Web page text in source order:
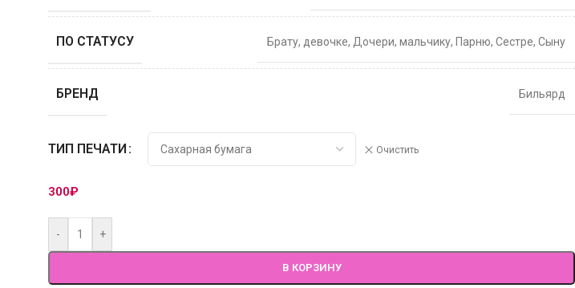
ПО СТАТУСУ Брату, девочке, Дочери, мальчику, Парню, Сестре, Сыну
БРЕНД Бильярд
ТИП ПЕЧАТИ Очистить
300₽
- +
В КОРЗИНУ